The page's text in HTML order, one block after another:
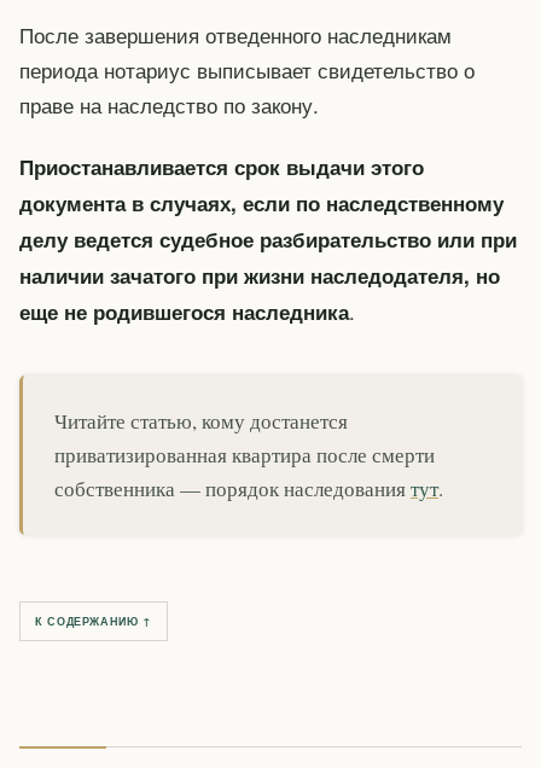
После завершения отведенного наследникам
периода нотариус выписывает свидетельство о
праве на наследство по закону.
Приостанавливается срок выдачи этого
документа в случаях, если по наследственному
делу ведется судебное разбирательство или при
наличии зачатого при жизни наследодателя, но
еще не родившегося наследника.
Читайте статью, кому достанется
приватизированная квартира после смерти
собственника — порядок наследованиятут.
К СОДЕРЖАНИЮ ↑